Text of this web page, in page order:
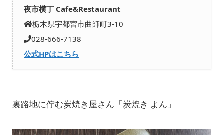
夜市横丁 Cafe&Restaurant
栃木県宇都宮市曲師町3-10
028-666-7138
公式HPはこちら
裏路地に佇む炭焼き屋さん「炭焼き よん」